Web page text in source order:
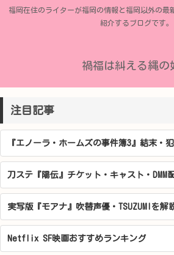
福岡在住のライターが福岡の情報と福岡以外の最
紹介するブログです。
禍福は糾える縄の
注目記事
『エノーラ・ホームズの事件簿3』結末・
刀ステ『陽伝』チケット・キャスト・DMM
実写版『モアナ』吹替声優・TSUZUMIを解
Netflix SF映画おすすめランキング